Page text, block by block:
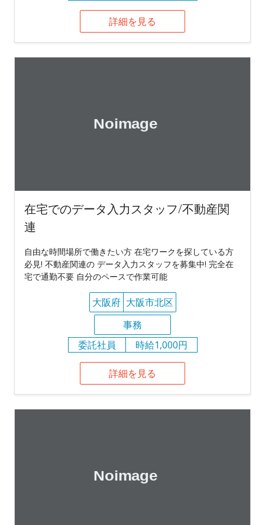
詳細を見る
在宅でのデータ入力スタッフ/不動産関
連
自由な時間場所で働きたい方 在宅ワークを探している方
必見! 不動産関連の データ入力スタッフを募集中! 完全在
宅で通勤不要 自分のペースで作業可能
大阪府 大阪市北区
事務
委託社員
時給1,000円
詳細を見る